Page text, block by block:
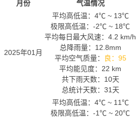
月份 气温情况
2025年01月
平均高低温： 4℃ ~ 13℃
极限高低温： -2℃ ~ 18℃
平均每日最大风速：4.2 km/h
总降雨量：12.8mm
平均空气质量：
良：95
平均能见度：22 km
共下雨天数：10天
总统计天数：31天
平均高低温： 4℃ ~ 11℃
极限高低温： -1℃ ~ 20℃